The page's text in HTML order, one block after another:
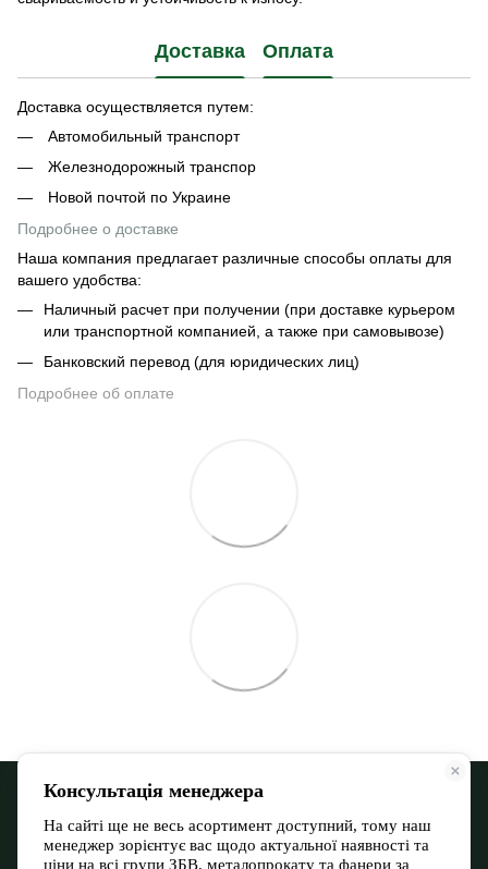
Доставка Оплата
Доставка осуществляется путем:
Автомобильный транспорт
Железнодорожный транспор
Новой почтой по Украине
Подробнее о доставке
Наша компания предлагает различные способы оплаты для
вашего удобства:
Наличный расчет при получении (при доставке курьером
или транспортной компанией, а также при самовывозе)
Банковский перевод (для юридических лиц)
Подробнее об оплате
068 900 12-13 066 532 11-72
Контактная информация